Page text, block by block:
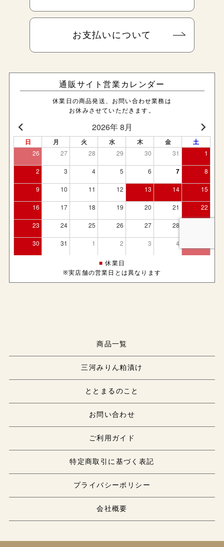
お支払いについて
通販サイト営業カレンダー
休業日の商品発送、お問い合わせ業務は
お休みさせていただきます。
■ 休業日
※実店舗の営業日とは異なります
商品一覧
三河みりん粕漬け
ととまるのこと
お問い合わせ
ご利用ガイド
特定商取引に基づく表記
プライバシーポリシー
会社概要